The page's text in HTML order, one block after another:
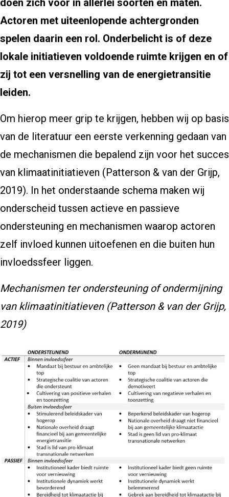
doen zich voor in allerlei soorten en maten.
Actoren met uiteenlopende achtergronden
spelen daarin een rol. Onderbelicht is of deze
lokale initiatieven voldoende ruimte krijgen en of
zij tot een versnelling van de energietransitie
leiden.
Om hierop meer grip te krijgen, hebben wij op basis
van de literatuur een eerste verkenning gedaan van
de mechanismen die bepalend zijn voor het succes
van klimaatinitiatieven (Patterson & van der Grijp,
2019). In het onderstaande schema maken wij
onderscheid tussen actieve en passieve
ondersteuning en mechanismen waarop actoren
zelf invloed kunnen uitoefenen en die buiten hun
invloedssfeer liggen.
Mechanismen ter ondersteuning of ondermijning
van klimaatinitiatieven (Patterson & van der Grijp,
2019)